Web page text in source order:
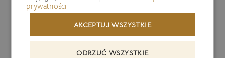
prywatności
AKCEPTUJ WSZYSTKIE
ODRZUĆ WSZYSTKIE